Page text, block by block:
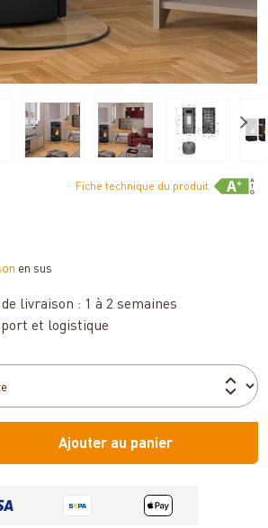
Fiche technique du produit
en sus
livraison : 1 à 2 semaines
et logistique
Ajouter au panier